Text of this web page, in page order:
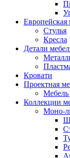
Европейская
Стулья
Кресла
Детали
Кровати
Проектная
Мебель
Коллекции
Моно-